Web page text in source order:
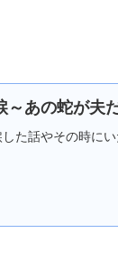
～あの蛇が夫
た話やその時に